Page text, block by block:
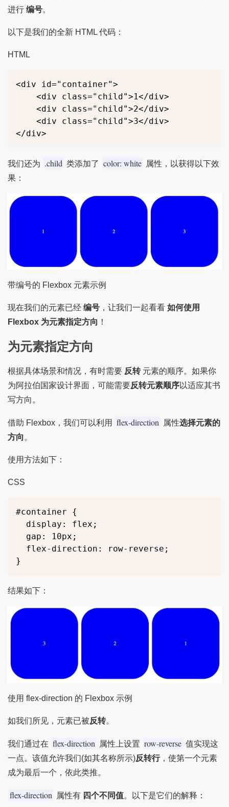
进行 编号。
以下是我们的全新 HTML 代码：
HTML
<div id="container">
    <div class="child">1</div>
    <div class="child">2</div>
    <div class="child">3</div>
</div>
我们还为 .child 类添加了 color: white
属性，以获得以下效
果：
带编号的 Flexbox 元素示例
现在我们的元素已经 编号，让我们一起看看 如何使用
Flexbox 为元素指定方向 ！
为元素指定方向
根据具体场景和情况，有时需要 反转元素的顺序。如果你
为阿拉伯国家设计界面，可能需要反转元素顺序以适应其书
写方向。
借助 Flexbox，我们可以利用 flex-direction 属性选择元素的
方向 。
使用方法如下：
CSS
#container {
  display: flex;
  gap: 10px;
  flex-direction: row-reverse;
}
结果如下：
使用 flex-direction 的 Flexbox 示例
如我们所见，元素已被反转。
我们通过在 flex-direction 属性上设置 row-reverse 值实现这
一点。该值允许我们(如其名称所示)反转行，使第一个元素
成为最后一个，依此类推。
flex-direction 属性有 四个不同值。以下是它们的解释：